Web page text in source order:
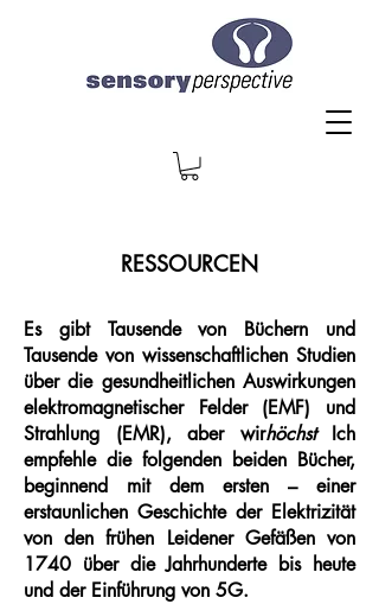
RESSOURCEN
Es gibt keine Produkte
zum Anzeigen.
Es gibt Tausende von Büchern und
Tausende von wissenschaftlichen Studien
über die gesundheitlichen Auswirkungen
elektromagnetischer Felder (EMF) und
Strahlung (EMR), aber wirhöchstIch
empfehle die folgenden beiden Bücher,
beginnend mit dem ersten – einer
erstaunlichen Geschichte der Elektrizität
von den frühen Leidener Gefäßen von
1740 über die Jahrhunderte bis heute
und der Einführung von 5G.